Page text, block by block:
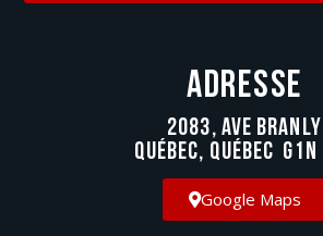
Adresse
2083, ave Branly
Québec, Québec G1N
Google Maps